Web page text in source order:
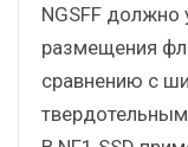
NGSFF должно
размещения
сравнению с